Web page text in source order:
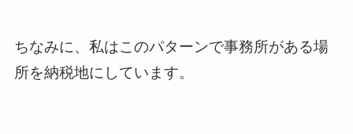
ちなみに、私はこのパターンで事務所がある場
所を納税地にしています。